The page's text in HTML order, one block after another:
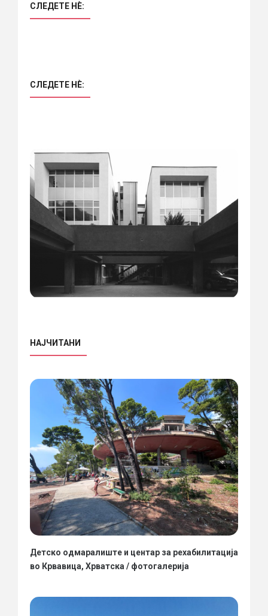
СЛЕДЕТЕ НÈ:
СЛЕДЕТЕ НÈ:
НАЈЧИТАНИ
Детско одмаралиште и центар за рехабилитација
во Крвавица, Хрватска / фотогалерија